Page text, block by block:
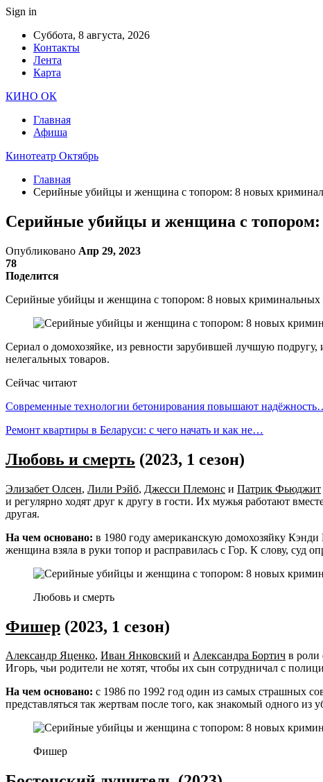
Sign in
Суббота, 8 августа, 2026
Контакты
Лента
Карта
КИНО ОК
Главная
Афиша
Кинотеатр Октябрь
Главная
Серийные убийцы и женщина с топором: 8 новых
Серийные убийцы и женщина с
Опубликовано Апр 29, 2023
78
Поделится
Серийные убийцы и женщина с топором: 8 новых криминальных
Сериал о домохозяйке, из ревности зарубившей лучшую
нелегальных товаров.
Сейчас читают
Современные технологии бетонирования повышают
Ремонт квартиры в Беларуси: с чего начать и как не…
Любовь и смерть (2023, 1 сезон)
Элизабет Олсен, Лили Рэйб, Джесси Племонс и Патрик Фьюджит
и регулярно ходят друг к другу в гости. Их мужья работают
другая.
На чем основано: в 1980 году американскую домохозяйку
женщина взяла в руки топор и расправилась с Гор. К слову, суд
Любовь и смерть
Фишер (2023, 1 сезон)
Александр Яценко, Иван Янковский и Александра Бортич в роли
Игорь, чьи родители не хотят, чтобы их сын сотрудничал с
На чем основано: с 1986 по 1992 год один из самых страшных
представляться так жертвам после того, как знакомый одного
Фишер